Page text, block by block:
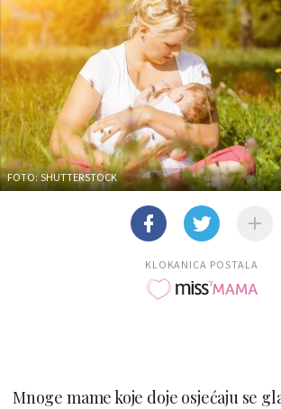
FOTO: SHUTTERSTOCK
KLOKANICA POSTALA
Mnoge mame koje doje osjećaju se